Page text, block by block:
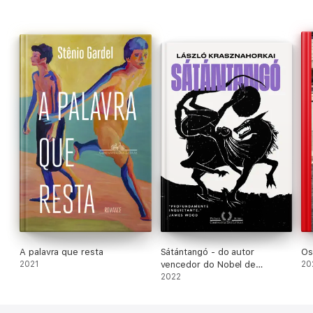
A palavra que resta
2021
Sátántangó - do autor
vencedor do Nobel de
literatura 2025
2022